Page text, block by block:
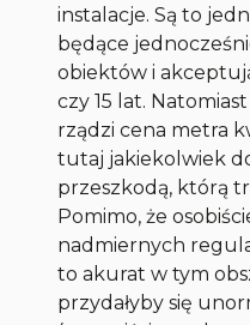
instalacje. Są to
będące
obiektów i
czy 15 lat.
rządzi cena metra
tutaj jakiekolwiek
przeszkodą, którą
Pomimo, że
nadmiernych
to akurat w tym
przydałyby się